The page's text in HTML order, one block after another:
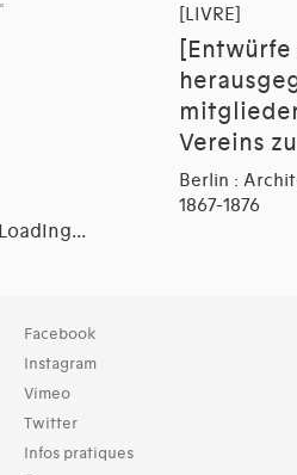
[LIVRE]
Vereins
Berlin :
1867-1876
Collection
TOUT (45)
Typologies documents
Livres (45)
Facebook
Instagram
Vimeo
Twitter
Infos pratiques